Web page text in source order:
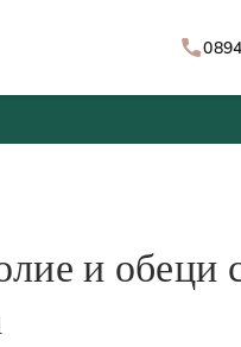
и обеци